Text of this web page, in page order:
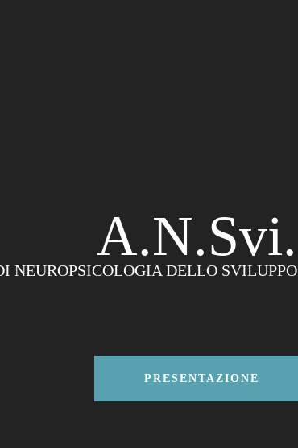
A.N.Svi.
NEUROPSICOLOGIA DELLO SVILUPPO
PRESENTAZIONE